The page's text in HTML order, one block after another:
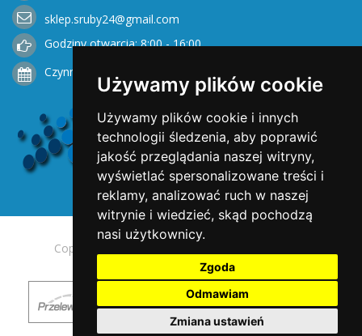
Używamy plików cookie
Używamy plików cookie i innych
technologii śledzenia, aby poprawić
jakość przeglądania naszej witryny,
wyświetlać spersonalizowane treści i
reklamy, analizować ruch w naszej
witrynie i wiedzieć, skąd pochodzą
nasi użytkownicy.
Zgoda
Odmawiam
Zmiana ustawień
sklep.sruby24@gmail.com
Godziny otwarcia: 8:00 - 16:00
Czynne od Poniedziałku do Piątku
Copyright © 2025 Opengreen. All rights reserved.